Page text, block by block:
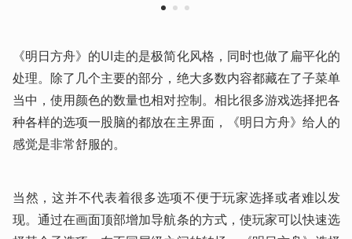
1 2 3
《明日方舟》的UI走的是极简化风格，同时也做了扁平化的
处理。除了几个主要的部分，绝大多数内容都藏在了子菜单
当中，使用颜色的数量也相对控制。相比很多游戏选择把各
种各样的选项一股脑的都放在主界面，《明日方舟》给人的
感觉是非常舒服的。
当然，这并不代表着很多选项不便于玩家选择或者难以发
现。通过在画面顶部增加导航条的方式，使玩家可以快速选